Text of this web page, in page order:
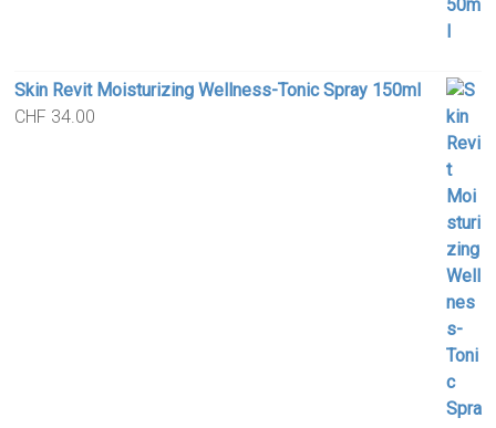
Skin Revit Moisturizing Wellness-Tonic Spray 150ml
CHF 34.00